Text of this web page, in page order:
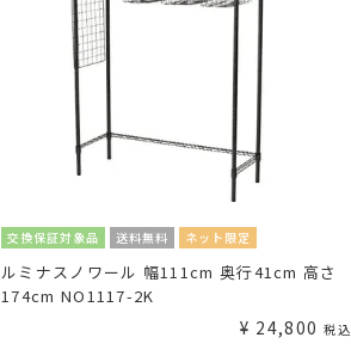
交換保証対象品 送料無料 ネット限定
ルミナスノワール 幅111cm 奥行41cm 高さ
174cm NO1117-2K
¥ 24,800 税込